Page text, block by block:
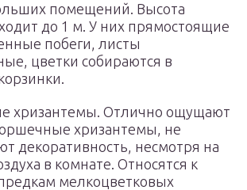
помещений. Высота
до 1 м. У них прямостоящие
побеги, листы
цветки собираются в
хризантемы. Отлично ощущают
хризантемы, не
декоративность, несмотря на
в комнате. Относятся к
мелкоцветковых